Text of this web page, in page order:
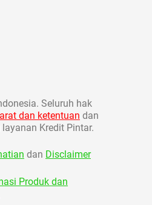
Seluruh hak
dan ketentuan dan
Kredit Pintar.
dan Disclaimer
Produk dan